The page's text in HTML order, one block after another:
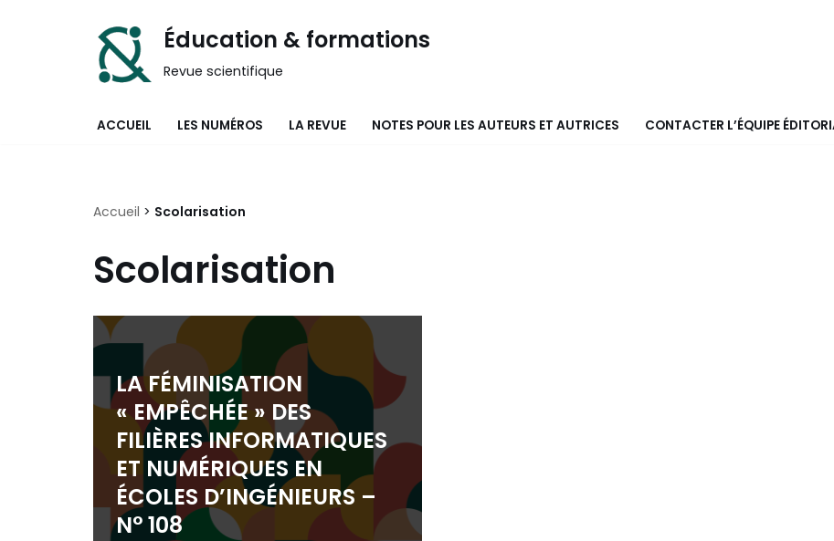
Éducation & formations
Revue scientifique
ACCUEIL LES NUMÉROS LA REVUE NOTES POUR LES AUTEURS ET AUTRICES CONTACTER L’ÉQUIPE
Accueil > Scolarisation
Scolarisation
LA FÉMINISATION
« EMPÊCHÉE » DES
FILIÈRES INFORMATIQUES
ET NUMÉRIQUES EN
ÉCOLES D’INGÉNIEURS –
N° 108